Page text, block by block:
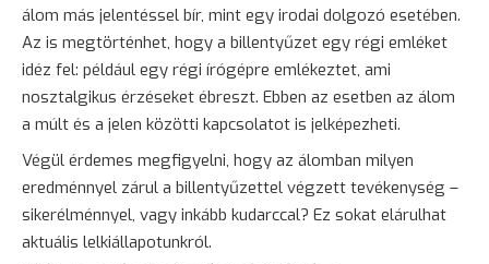
álom más jelentéssel bír, mint egy irodai dolgozó esetében.
Az is megtörténhet, hogy a billentyűzet egy régi emléket
idéz fel: például egy régi írógépre emlékeztet, ami
nosztalgikus érzéseket ébreszt. Ebben az esetben az álom
a múlt és a jelen közötti kapcsolatot is jelképezheti.
Végül érdemes megfigyelni, hogy az álomban milyen
eredménnyel zárul a billentyűzettel végzett tevékenység –
sikerélménnyel, vagy inkább kudarccal? Ez sokat elárulhat
aktuális lelkiállapotunkról.